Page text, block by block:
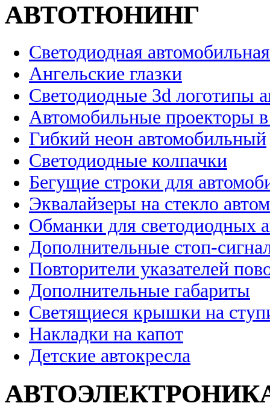
АВТОТЮНИНГ
Светодиодная
Ангельские глазки
Светодиодные 3d логотипы
Автомобильные проекторы
Гибкий неон автомобильный
Светодиодные колпачки
Бегущие строки для
Эквалайзеры на стекло
Обманки для светодиодных
Дополнительные стоп-
Повторители указателей
Дополнительные габариты
Светящиеся крышки на
Накладки на капот
Детские автокресла